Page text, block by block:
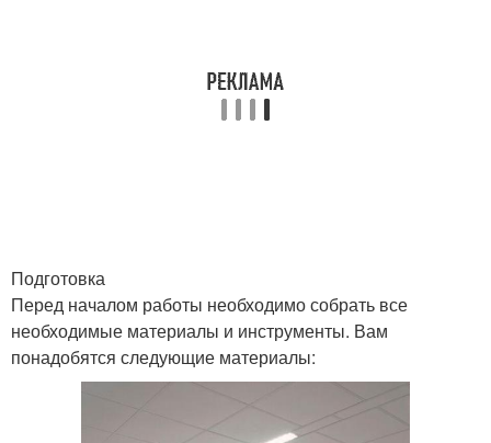
Подготовка
Перед началом работы необходимо собрать все
необходимые материалы и инструменты. Вам
понадобятся следующие материалы: